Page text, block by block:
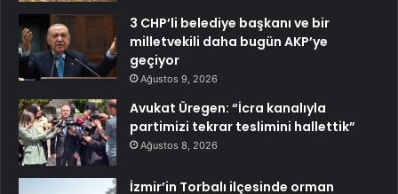
3 CHP’li belediye başkanı ve bir
milletvekili daha bugün AKP’ye
geçiyor
Ağustos 9, 2026
Avukat Üregen: “İcra kanalıyla
partimizi tekrar teslimini hallettik”
Ağustos 8, 2026
İzmir’in Torbalı ilçesinde orman